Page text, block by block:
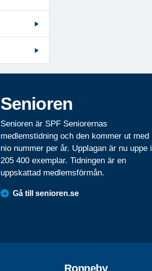
Senioren
Senioren är SPF Seniorernas
medlemstidning och den kommer ut med
nio nummer per år. Upplagan är nu uppe i
205 400 exemplar. Tidningen är en
uppskattad medlemsförmån.
Gå till senioren.se
Ronneby